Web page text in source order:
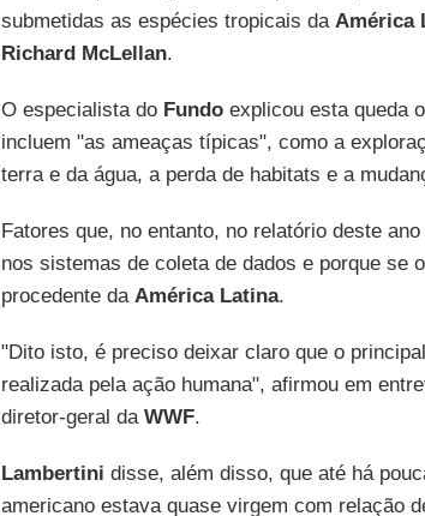
submetidas as espécies tropicais da América
Richard McLellan.
O especialista do Fundoexplicou esta queda
incluem "as ameaças típicas", como a
terra e da água, a perda de habitats e a
Fatores que, no entanto, no relatório deste
nos sistemas de coleta de dados e porque se
procedente da América Latina.
"Dito isto, é preciso deixar claro que o
realizada pela ação humana", afirmou em
diretor-geral da WWF.
Lambertini disse, além disso, que até há
americano estava quase virgem com relação